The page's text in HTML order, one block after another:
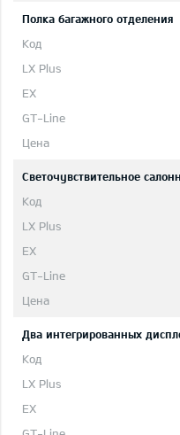
Полка багажного отделения
Светочувствительное
Два интегрированных